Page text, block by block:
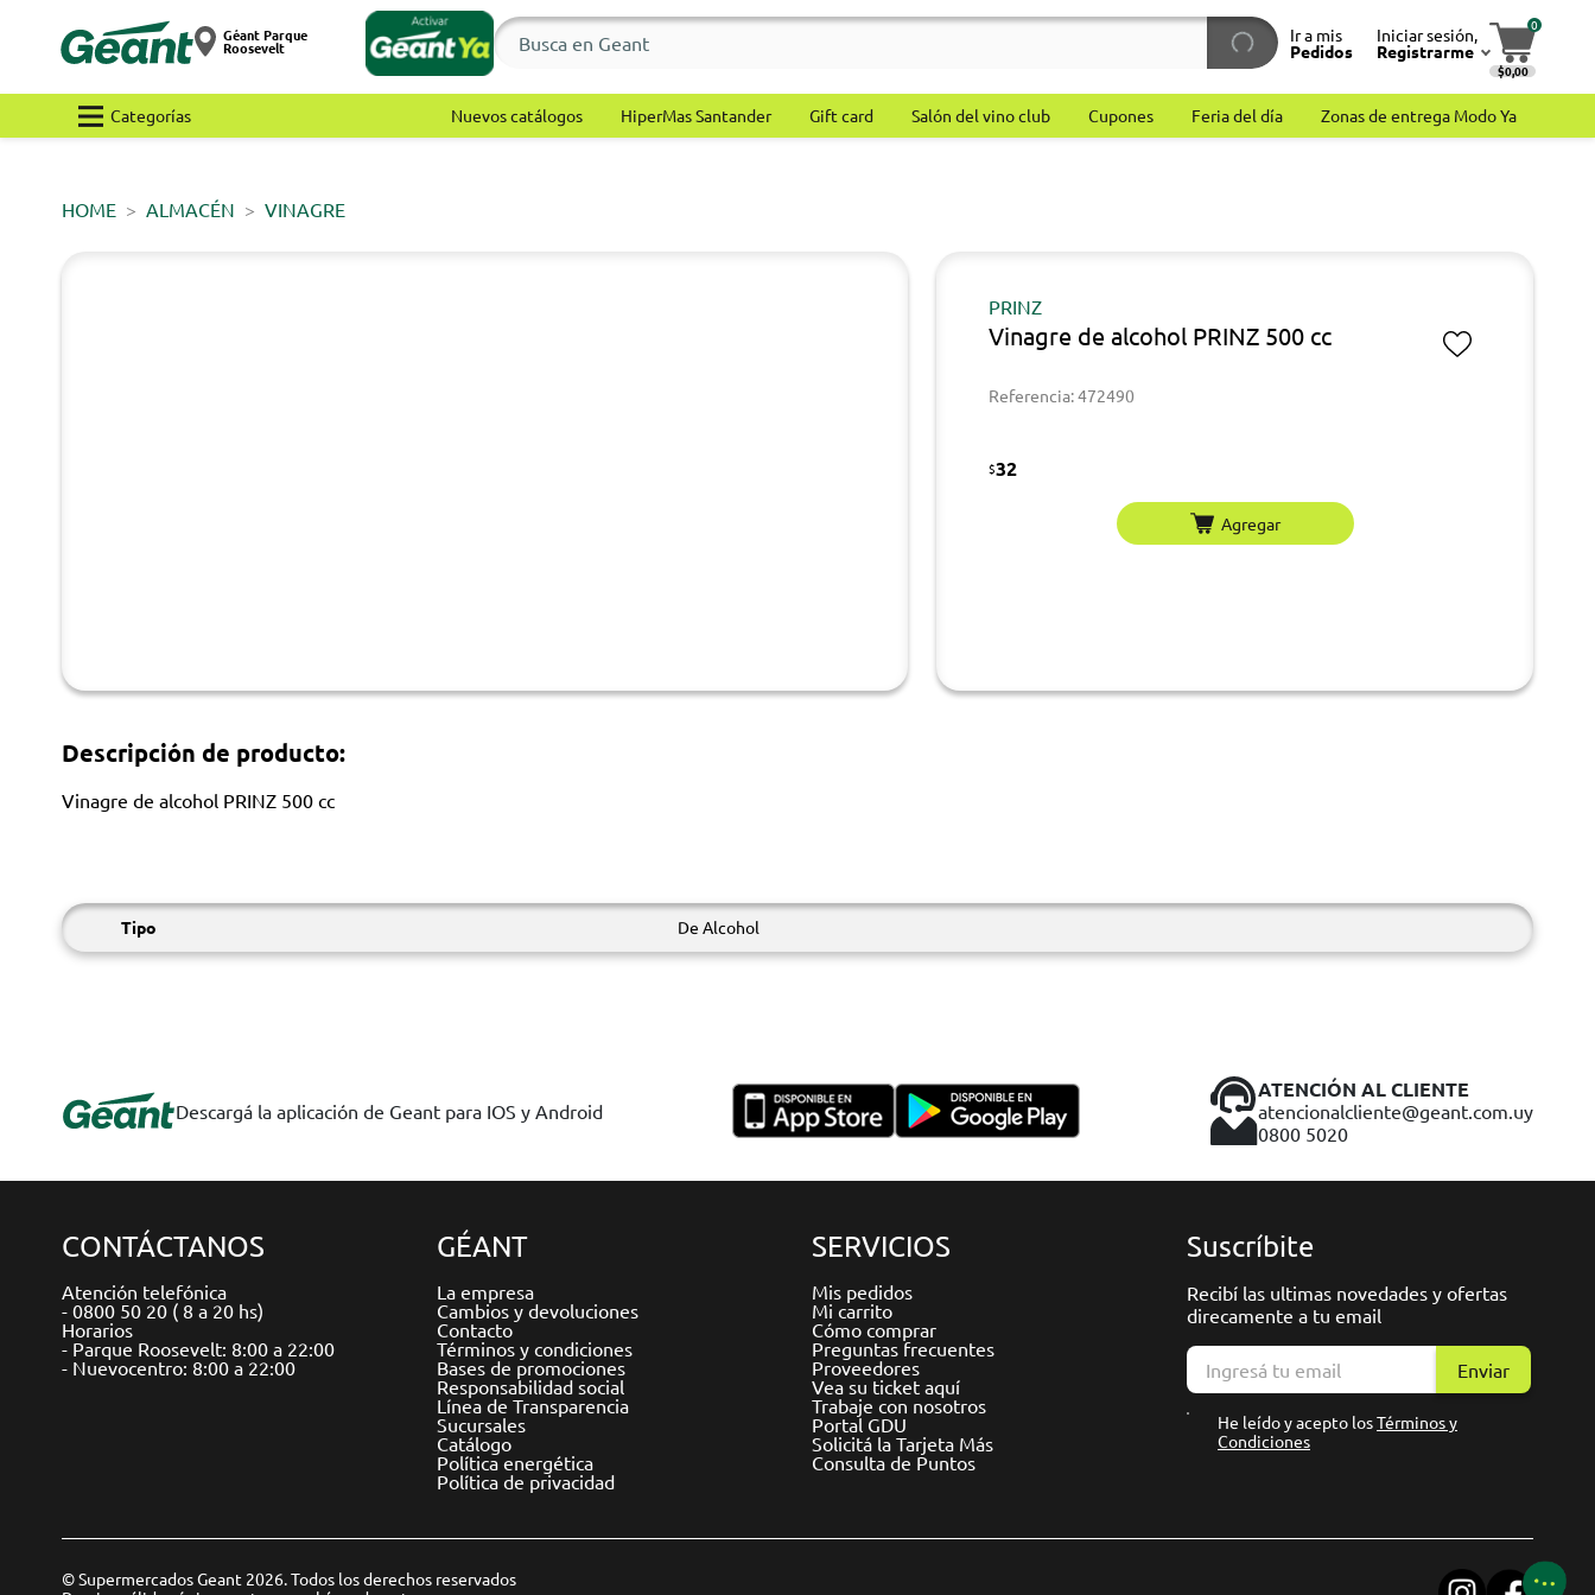
Géant Parque
Roosevelt
Ir a mis
Pedidos
Iniciar sesión,
Registrarme
0
$0,00
Categorías Nuevos catálogos HiperMas Santander Gift card Salón del vino club Cupones Feria del día Zonas de entrega Modo Ya
HOME ALMACÉN VINAGRE
PRINZ
Vinagre de alcohol PRINZ 500 cc
Referencia: 472490
$32
Agregar
Descripción de producto:
Vinagre de alcohol PRINZ 500 cc
Tipo De Alcohol
Descargá la aplicación de Geant para IOS y Android
ATENCIÓN AL CLIENTE
atencionalcliente@geant.com.uy
0800 5020
CONTÁCTANOS
Atención telefónica
- 0800 50 20 ( 8 a 20 hs)
Horarios
- Parque Roosevelt: 8:00 a 22:00
- Nuevocentro: 8:00 a 22:00
GÉANT
La empresa
Cambios y devoluciones
Contacto
Términos y condiciones
Bases de promociones
Responsabilidad social
Línea de Transparencia
Sucursales
Catálogo
Política energética
Política de privacidad
SERVICIOS
Mis pedidos
Mi carrito
Cómo comprar
Preguntas frecuentes
Proveedores
Vea su ticket aquí
Trabaje con nosotros
Portal GDU
Solicitá la Tarjeta Más
Consulta de Puntos
Suscríbite
Recibí las ultimas novedades y ofertas
direcamente a tu email
Enviar
He leído y acepto losTérminos y
Condiciones
© Supermercados Geant 2026. Todos los derechos reservados